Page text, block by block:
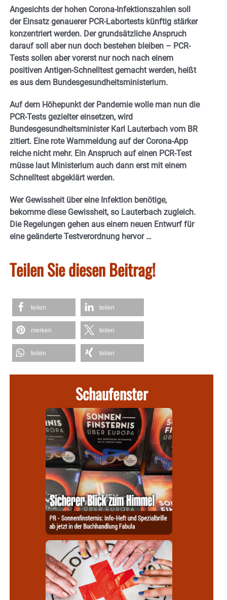
Angesichts der hohen Corona-Infektionszahlen soll
der Einsatz genauerer PCR-Labortests künftig stärker
konzentriert werden. Der grundsätzliche Anspruch
darauf soll aber nun doch bestehen bleiben – PCR-
Tests sollen aber vorerst nur noch nach einem
positiven Antigen-Schnelltest gemacht werden, heißt
es aus dem Bundesgesundheitsministerium.
Auf dem Höhepunkt der Pandemie wolle man nun die
PCR-Tests gezielter einsetzen, wird
Bundesgesundheitsminister Karl Lauterbach vom BR
zitiert. Eine rote Warnmeldung auf der Corona-App
reiche nicht mehr. Ein Anspruch auf einen PCR-Test
müsse laut Ministerium auch dann erst mit einem
Schnelltest abgeklärt werden.
Wer Gewissheit über eine Infektion benötige,
bekomme diese Gewissheit, so Lauterbach zugleich.
Die Regelungen gehen aus einem neuen Entwurf für
eine geänderte Testverordnung hervor …
Teilen Sie diesen Beitrag!
teilen teilen
merken teilen
teilen teilen
Schaufenster